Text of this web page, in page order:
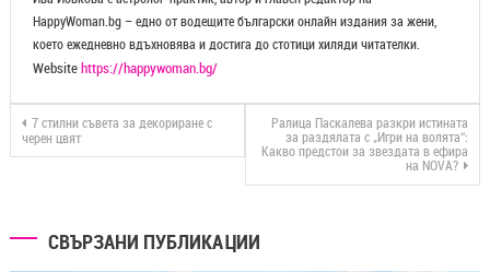
HappyWoman.bg – едно от водещите български онлайн издания за жени,
което ежедневно вдъхновява и достига до стотици хиляди читателки.
Websitehttps://happywoman.bg/
7 стилни съвета за декориране с
черен цвят
Ралица Паскалева разкри истината
за раздялата с „Игри на волята“:
Какво предстои за звездата в ефира
на NOVA?
СВЪРЗАНИ ПУБЛИКАЦИИ